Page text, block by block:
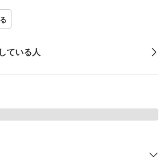
ている人